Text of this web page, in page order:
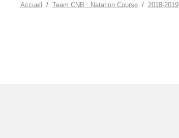
Accueil Team CNB : Natation Course 2018-2019